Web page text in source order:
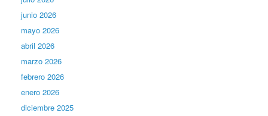
junio 2026
mayo 2026
abril 2026
marzo 2026
febrero 2026
enero 2026
diciembre 2025